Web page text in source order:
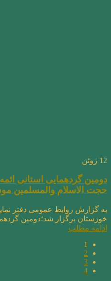
12 ژوئن
دومین گردهمایی استانی
حجت الاسلام والمسلمین
به گزارش روابط عمومی دفتر
خوزستان برگزار شد؛دومین
ادامه مطلب
1
2
3
4